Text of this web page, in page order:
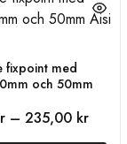
fixpoint med
och 50mm
– 235,00 kr